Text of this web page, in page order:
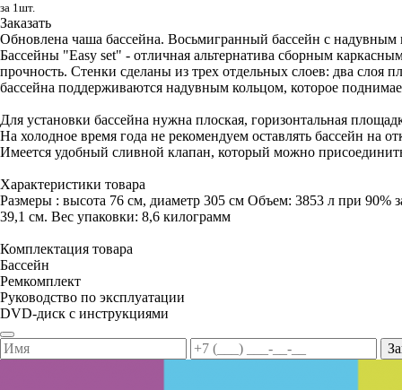
за 1шт.
Заказать
Обновлена чаша бассейна. Восьмигранный бассейн с надувным
Бассейны "Easy set" - отличная альтернатива сборным
прочность. Стенки сделаны из трех отдельных слоев: два
бассейна поддерживаются надувным кольцом, которое
Для установки бассейна нужна плоская, горизонтальная
На холодное время года не рекомендуем оставлять бассейн на
Имеется удобный сливной клапан, который можно
Характеристики товара
Размеры : высота 76 см, диаметр 305 см Объем: 3853 л при 90%
39,1 см. Вес упаковки: 8,6 килограмм
Комплектация товара
Бассейн
Ремкомплект
Руководство по эксплуатации
DVD-диск с инструкциями